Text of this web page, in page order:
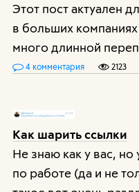
Этот пост актуален
в больших
много длинной
4 комментария 2123
Как шарить ссылки
Не знаю как у вас, но
по работе (да и не